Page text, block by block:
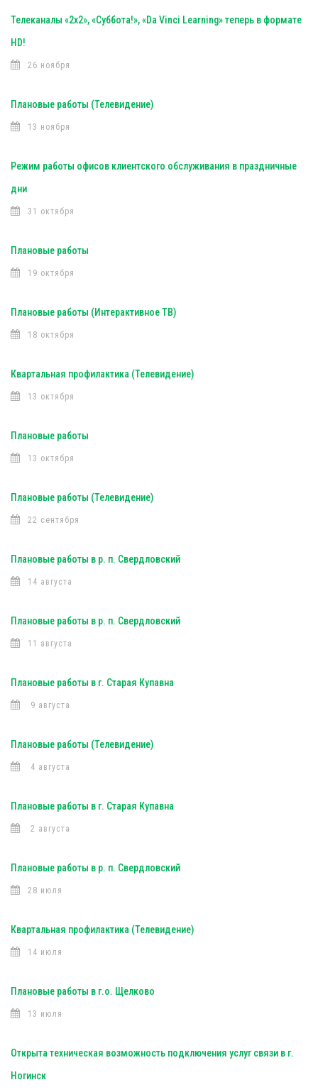
Телеканалы «2х2», «Суббота!», «Da Vinci Learning» теперь в формате
HD!
26 ноября
Плановые работы (Телевидение)
13 ноября
Режим работы офисов клиентского обслуживания в праздничные
дни
31 октября
Плановые работы
19 октября
Плановые работы (Интерактивное ТВ)
18 октября
Квартальная профилактика (Телевидение)
13 октября
Плановые работы
13 октября
Плановые работы (Телевидение)
22 сентября
Плановые работы в р. п. Свердловский
14 августа
Плановые работы в р. п. Свердловский
11 августа
Плановые работы в г. Старая Купавна
9 августа
Плановые работы (Телевидение)
4 августа
Плановые работы в г. Старая Купавна
2 августа
Плановые работы в р. п. Свердловский
28 июля
Квартальная профилактика (Телевидение)
14 июля
Плановые работы в г.о. Щелково
13 июля
Открыта техническая возможность подключения услуг связи в г.
Ногинск